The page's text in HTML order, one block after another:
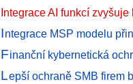
Integrace AI funkcí
Integrace MSP modelu
Finanční kybernetická
Lepší ochraně SMB firem